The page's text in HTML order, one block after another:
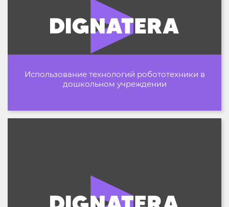
Использование технологий робототехники в
дошкольном учреждении